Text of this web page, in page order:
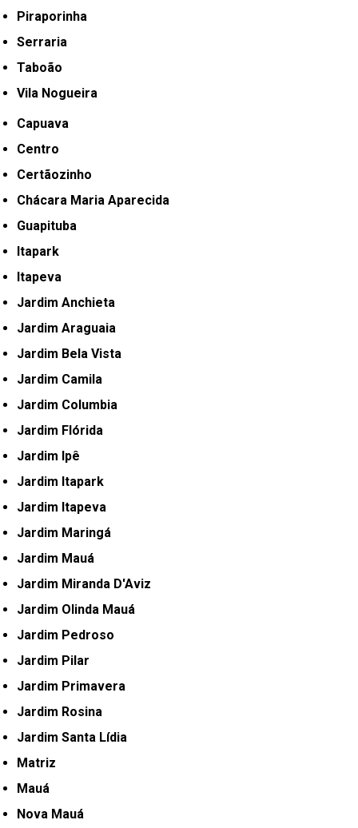
Piraporinha
Serraria
Taboão
Vila Nogueira
Capuava
Centro
Certãozinho
Chácara Maria Aparecida
Guapituba
Itapark
Itapeva
Jardim Anchieta
Jardim Araguaia
Jardim Bela Vista
Jardim Camila
Jardim Columbia
Jardim Flórida
Jardim Ipê
Jardim Itapark
Jardim Itapeva
Jardim Maringá
Jardim Mauá
Jardim Miranda D'Aviz
Jardim Olinda Mauá
Jardim Pedroso
Jardim Pilar
Jardim Primavera
Jardim Rosina
Jardim Santa Lídia
Matriz
Mauá
Nova Mauá